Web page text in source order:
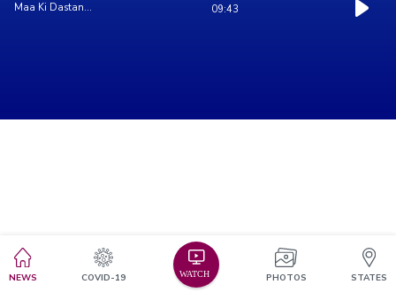
Maa Ki Dastan... 09:43
NEWS COVID-19 PHOTOS STATES